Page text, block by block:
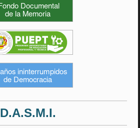
D.A.S.M.I.